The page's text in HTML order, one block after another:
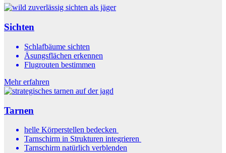
Sichten
Schlafbäume sichten
Äsungsflächen erkennen
Flugrouten bestimmen
Mehr erfahren
Tarnen
helle Körperstellen bedecken
Tarnschirm in Strukturen integrieren
Tarnschirm natürlich verblenden